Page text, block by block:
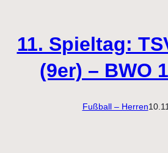
11. Spieltag:
(9er) – BWO
Fußball – Herren